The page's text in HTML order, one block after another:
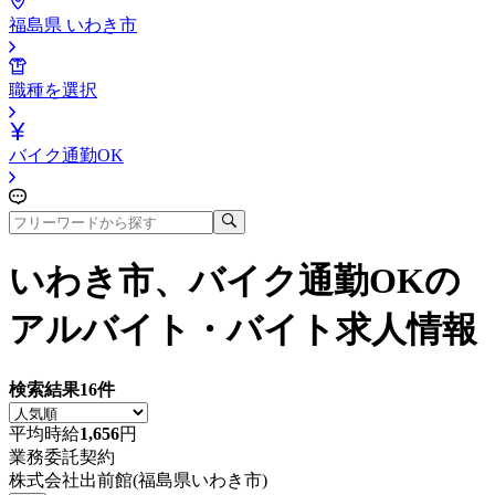
福島県 いわき市
職種を選択
バイク通勤OK
いわき市、バイク通勤OKの
アルバイト・バイト求人情報
検索結果16件
平均時給1,656円
業務委託契約
株式会社出前館(福島県いわき市)